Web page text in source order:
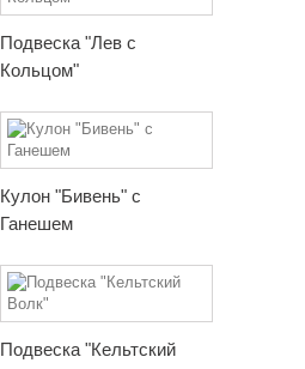
Подвеска "Лев с
Кольцом"
Кулон "Бивень" с
Ганешем
Подвеска "Кельтский